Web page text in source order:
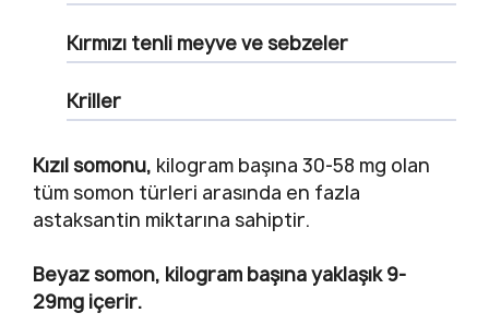
Kırmızı tenli meyve ve sebzeler
Kriller
Kızıl somonu, kilogram başına 30-58 mg olan
tüm somon türleri arasında en fazla
astaksantin miktarına sahiptir.
Beyaz somon, kilogram başına yaklaşık 9-
29mg içerir.